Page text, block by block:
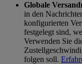
Globale
in den
konfigurierten
festgelegt sind,
Verwenden Sie
folgen soll.